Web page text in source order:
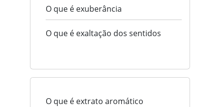
O que é exuberância
O que é exaltação dos sentidos
O que é extrato aromático